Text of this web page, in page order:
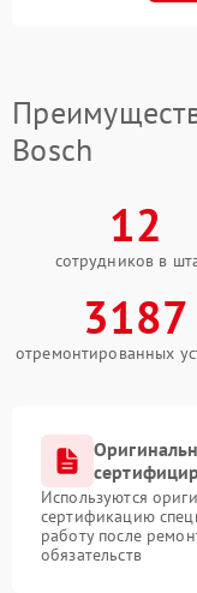
Bosch
12
сотрудников в
3187
отремонтированных
Используются
сертификацию
работу после
обязательств